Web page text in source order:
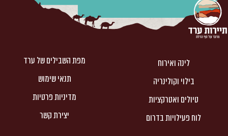
לינה ואירוח
בילוי וקולינריה
טיולים ואטרקציות
לוח פעילויות בדרום
מפת השבילים של ערד
תנאי שימוש
מדיניות פרטיות
יצירת קשר